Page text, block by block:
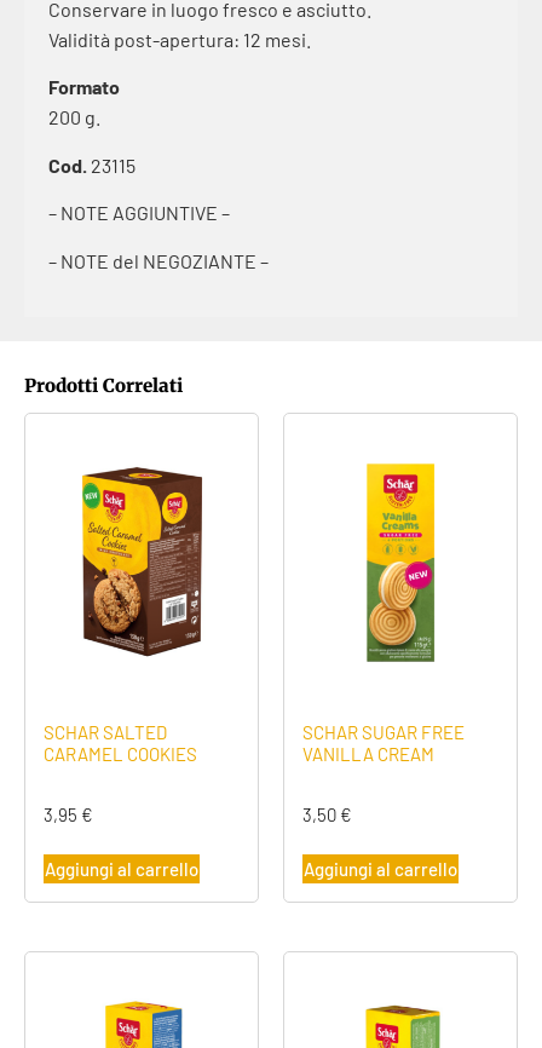
Conservare in luogo fresco e asciutto.
Validità post-apertura: 12 mesi.
Formato
200 g.
Cod. 23115
– NOTE AGGIUNTIVE –
– NOTE del NEGOZIANTE –
Prodotti Correlati
SCHAR SALTED
CARAMEL COOKIES
3,95 €
Aggiungi al carrello
SCHAR SUGAR FREE
VANILLA CREAM
3,50 €
Aggiungi al carrello